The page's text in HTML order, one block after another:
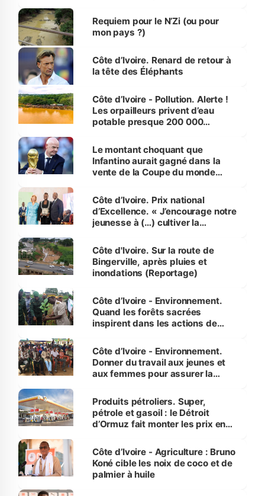
Requiem pour le N’Zi (ou pour
mon pays ?)
Côte d’Ivoire. Renard de retour à
la tête des Éléphants
Côte d’Ivoire - Pollution. Alerte !
Les orpailleurs privent d’eau
potable presque 200 000
Le montant choquant que
Infantino aurait gagné dans la
vente de la Coupe du monde
Côte d’Ivoire. Prix national
d’Excellence. « J’encourage notre
jeunesse à (…) cultiver la
(Alassane Ouattara
Côte d'Ivoire. Sur la route de
Bingerville, après pluies et
inondations (Reportage)
Côte d’Ivoire - Environnement.
Quand les forêts sacrées
inspirent dans les actions de
Côte d’Ivoire - Environnement.
Donner du travail aux jeunes et
aux femmes pour assurer la
menacées
Produits pétroliers. Super,
pétrole et gasoil : le Détroit
d’Ormuz fait monter les prix en
Côte d’Ivoire - Agriculture : Bruno
Koné cible les noix de coco et de
palmier à huile